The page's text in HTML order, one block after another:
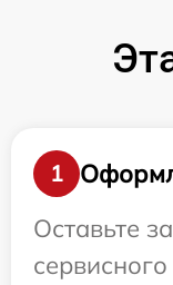
1
Оставьте